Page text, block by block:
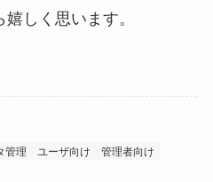
しく思います。
管理 ユーザ向け 管理者向け